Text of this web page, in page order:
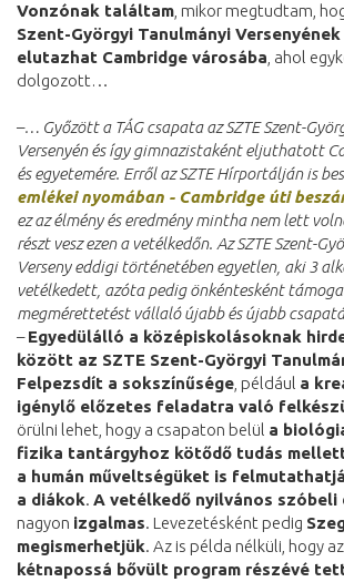
Vonzónak találtam, mikor megtudtam,
Szent-Györgyi Tanulmányi
elutazhat Cambridge városába, ahol
dolgozott…
–… Győzött a TÁG csapata az SZTE Szent-
Versenyén és így gimnazistaként eljuthatott
és egyetemére. Erről az SZTE Hírportálján is
emlékei nyomában - Cambridge úti
ez az élmény és eredmény mintha nem lett
részt vesz ezen a vetélkedőn. Az SZTE Szent-
Verseny eddigi történetében egyetlen, aki 3
vetélkedett, azóta pedig önkéntesként
megmérettetést vállaló újabb és újabb
–Egyedülálló a középiskolásoknak
között az SZTE Szent-Györgyi
Felpezsdít a sokszínűsége, például a
igénylő előzetes feladatra való
örülni lehet, hogy a csapaton belül a
fizika tantárgyhoz kötődő tudás
a humán műveltségüket is
a diákok. A vetélkedő nyilvános szóbeli
nagyon izgalmas. Levezetésként pedig
megismerhetjük. Az is példa nélküli, hogy
kétnapossá bővült program részévé